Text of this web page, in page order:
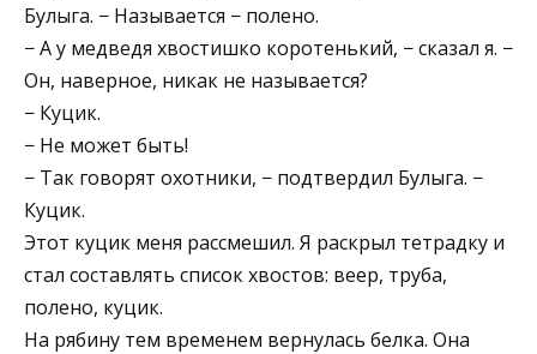
Булыга. − Называется − полено.
− А у медведя хвостишко коротенький, − сказал я. −
Он, наверное, никак не называется?
− Куцик.
− Не может быть!
− Так говорят охотники, − подтвердил Булыга. −
Куцик.
Этот куцик меня рассмешил. Я раскрыл тетрадку и
стал составлять список хвостов: веер, труба,
полено, куцик.
На рябину тем временем вернулась белка. Она